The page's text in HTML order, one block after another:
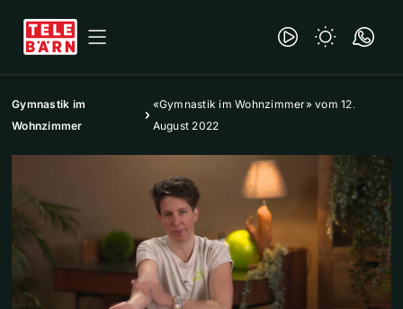
Gymnastik im
Wohnzimmer
«Gymnastik im Wohnzimmer» vom 12.
August 2022